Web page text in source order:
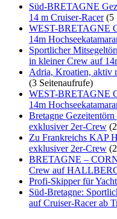
Süd-BRETAGNE
14 m Cruiser-Racer(5
WEST-BRETAGNE
14m
Sportlicher
in kleiner Crew auf
Adria, Kroatien, aktiv
(3 Seitenaufrufe)
WEST-BRETAGNE
14m
Bretagne
exklusiver 2er-Crew
Zu Frankreichs KAP
exklusiver 2er-Crew
BRETAGNE –
Crew auf
Profi-Skipper für
Süd-Bretagne:
auf Cruiser-Racer ab